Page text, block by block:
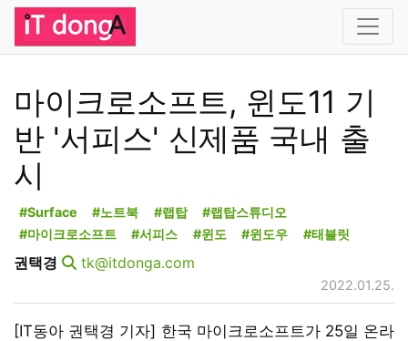
마이크로소프트, 윈도11 기
반 '서피스' 신제품 국내 출
시
#Surface #노트북 #랩탑
#랩탑스튜디오
#마이크로소프트
#서피스 #윈도 #윈도우 #태블릿
권택경 tk@itdonga.com
2022.01.25.
[IT동아 권택경 기자] 한국 마이크로소프트가 25일 온라